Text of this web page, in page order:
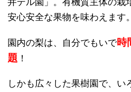
安心安全な果物を味わえます。
園内の梨は、自分でもいで時
題 ！
しかも広々した果樹園で、い